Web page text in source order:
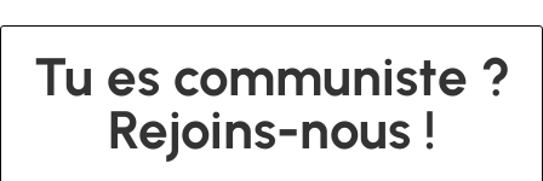
Tu es communiste ?
Rejoins-nous !